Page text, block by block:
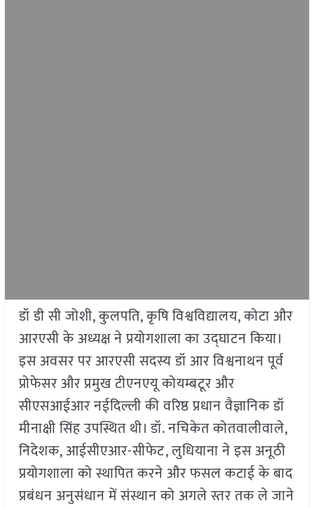
डॉ डी सी जोशी, कुलपति, कृषि विश्वविद्यालय, कोटा और
आरएसी के अध्यक्ष ने प्रयोगशाला का उद्घाटन किया।
इस अवसर पर आरएसी सदस्य डॉ आर विश्वनाथन पूर्व
प्रोफेसर और प्रमुख टीएनएयू कोयम्बटूर और
सीएसआईआर नईदिल्ली की वरिष्ठ प्रधान वैज्ञानिक डॉ
मीनाक्षी सिंह उपस्थित थी। डॉ. नचिकेत कोतवालीवाले,
निदेशक, आईसीएआर-सीफेट, लुधियाना ने इस अनूठी
प्रयोगशाला को स्थापित करने और फसल कटाई के बाद
प्रबंधन अनुसंधान में संस्थान को अगले स्तर तक ले जाने